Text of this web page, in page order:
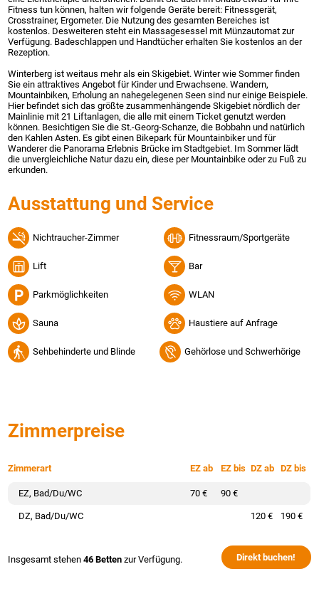
Ausstattung und Service
Nichtraucher-Zimmer Fitnessraum/Sportgeräte
Lift Bar
Parkmöglichkeiten WLAN
Sauna Haustiere auf Anfrage
Sehbehinderte und Blinde Gehörlose und Schwerhörige
Zimmerpreise
Zimmerart EZ ab EZ bis DZ ab DZ bis
EZ, Bad/Du/WC 70 € 90 €
DZ, Bad/Du/WC 120 € 190 €
Insgesamt stehen46 Betten zur Verfügung. Direkt buchen!
Fitness tun können, halten wir folgende Geräte bereit: Fitnessgerät,
Crosstrainer, Ergometer. Die Nutzung des gesamten Bereiches ist
kostenlos. Desweiteren steht ein Massagesessel mit Münzautomat zur
Verfügung. Badeschlappen und Handtücher erhalten Sie kostenlos an der
Rezeption.
Winterberg ist weitaus mehr als ein Skigebiet. Winter wie Sommer finden
Sie ein attraktives Angebot für Kinder und Erwachsene. Wandern,
Mountainbiken, Erholung an nahegelegenen Seen sind nur einige Beispiele.
Hier befindet sich das größte zusammenhängende Skigebiet nördlich der
Mainlinie mit 21 Liftanlagen, die alle mit einem Ticket genutzt werden
können. Besichtigen Sie die St.-Georg-Schanze, die Bobbahn und natürlich
den Kahlen Asten. Es gibt einen Bikepark für Mountainbiker und für
Wanderer die Panorama Erlebnis Brücke im Stadtgebiet. Im Sommer lädt
die unvergleichliche Natur dazu ein, diese per Mountainbike oder zu Fuß zu
erkunden.